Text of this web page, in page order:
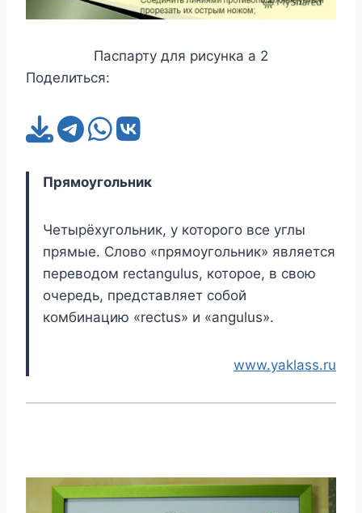
Паспарту для рисунка а 2
Поделиться:
Прямоугольник
Четырёхугольник, у которого все углы
прямые. Слово «прямоугольник» является
переводом rectangulus, которое, в свою
очередь, представляет собой
комбинацию «rectus» и «angulus».
www.yaklass.ru